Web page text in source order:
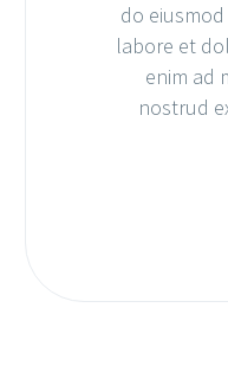
do
labore et
enim ad
nostrud